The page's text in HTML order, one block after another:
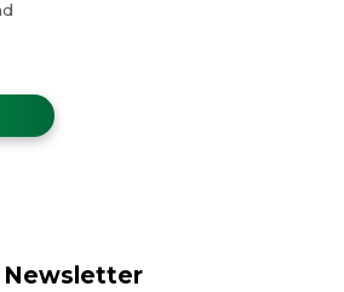
Newsletter